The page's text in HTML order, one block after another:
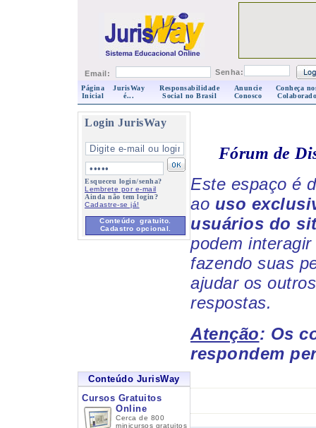
Email: Senha:
Página
Inicial
JurisWay
é...
Responsabilidade
Social no Brasil
Anuncie
Conosco
Conheça
Login JurisWay
Esqueceu login/senha?
Lembrete por e-mail
Ainda não tem login?
Cadastre-se já!
Conteúdo gratuito.
Cadastro opcional.
Conteúdo JurisWay
Cursos Gratuitos
Online
Cerca de 800
minicursos gratuitos
Fórum de
Este espaço é
ao uso
usuários do
podem
fazendo suas
ajudar os
respostas.
Atenção: Os
respondem